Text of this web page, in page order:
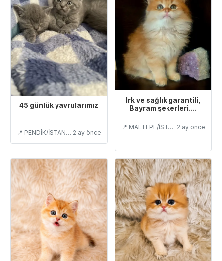
45 günlük yavrularımız
📍 PENDİK/İSTANBUL 2 ay önce
Irk ve sağlık garantili,
Bayram şekerleri....
📍 MALTEPE/İSTANBUL 2 ay önce